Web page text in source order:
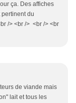
ça. Des affiches
du
/> <br /> <br /> <br
de viande mais
lait et tous les